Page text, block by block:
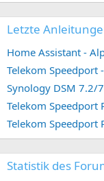
Letzte
Home Assistant -
Telekom Speedport
Telekom Speedport
Telekom Speedport
Statistik des